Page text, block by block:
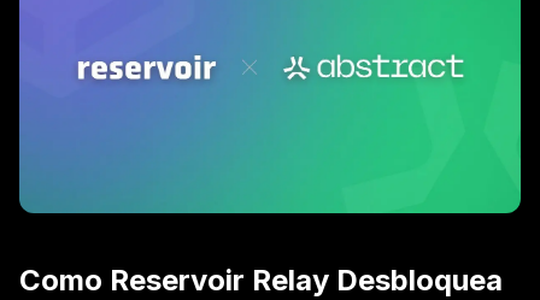
Como Reservoir Relay Desbloquea